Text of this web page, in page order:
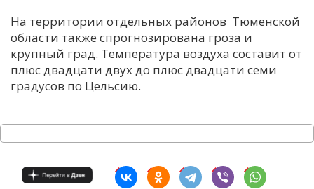
На территории отдельных районов Тюменской
области также спрогнозирована гроза и
крупный град. Температура воздуха составит от
плюс двадцати двух до плюс двадцати семи
градусов по Цельсию.